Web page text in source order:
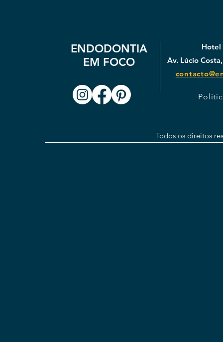
ENDODONTIA
EM FOCO
Hotel
Av. Lúcio
Todos os direitos